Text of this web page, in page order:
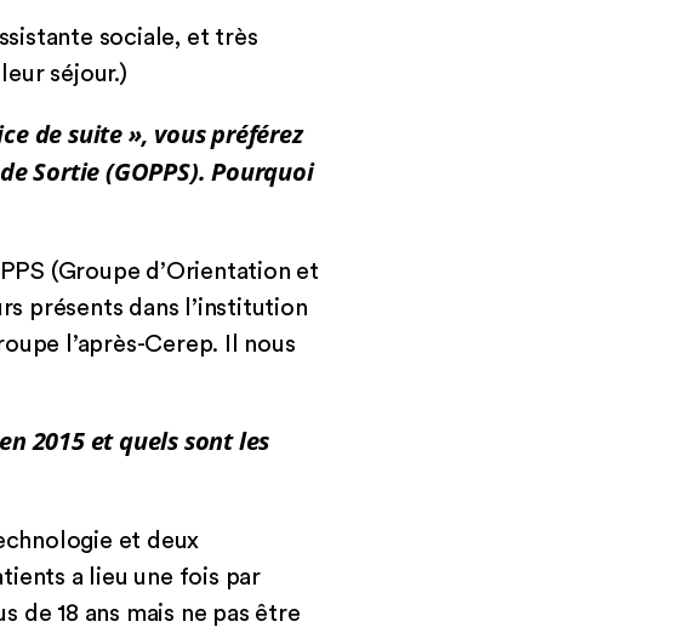
sociale, et très
séjour.)
de suite », vous préférez
Sortie (GOPPS). Pourquoi
(Groupe d’Orientation et
présents dans l’institution
l’après-Cerep. Il nous
2015 et quels sont les
et deux
a lieu une fois par
de 18 ans mais ne pas être